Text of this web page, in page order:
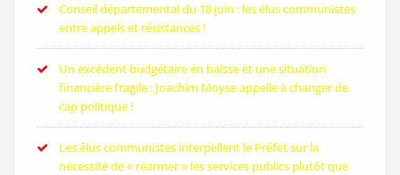
Conseil départemental du 18 juin : les élus communistes
entre appels et résistances !
Un excédent budgétaire en baisse et une situation
financière fragile : Joachim Moyse appelle à changer de
cap politique !
Les élus communistes interpellent le Préfet sur la
nécessité de « réarmer » les services publics plutôt que